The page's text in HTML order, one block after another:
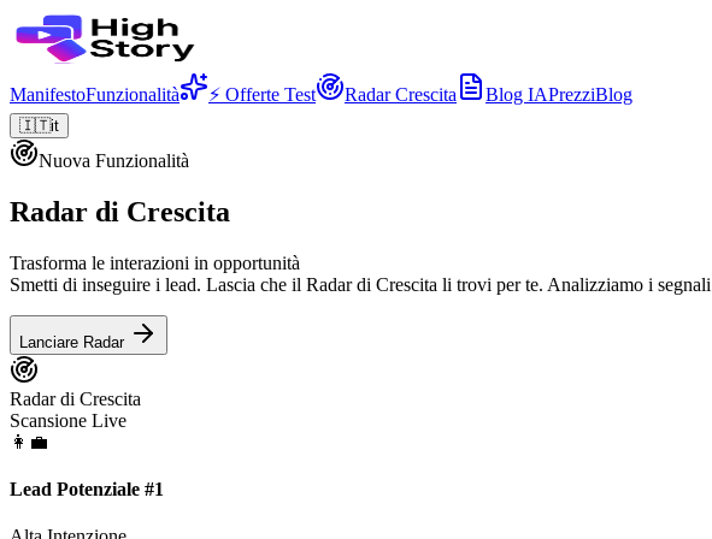
ManifestoFunzionalità ⚡ Offerte Test Radar Crescita Blog IAPrezziBlog
🇮🇹it
Nuova Funzionalità
Radar di Crescita
Trasforma le interazioni in opportunità
Smetti di inseguire i lead. Lascia che il Radar di Crescita li trovi per te. Analizziamo i
Lanciare Radar
Radar di Crescita
Scansione Live
👩‍💼
Lead Potenziale #1